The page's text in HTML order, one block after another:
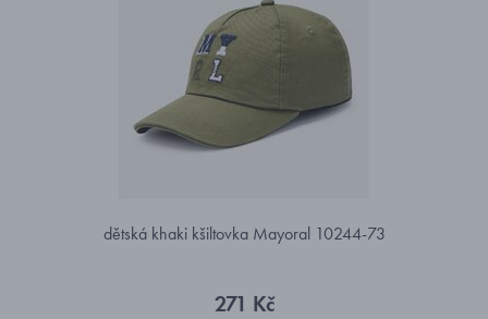
dětská khaki kšiltovka Mayoral 10244-73
271 Kč